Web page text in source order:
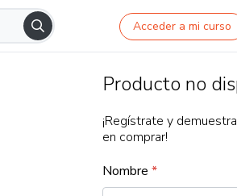
Acceder a mi curso
Producto no
¡Regístrate y
en comprar!
Nombre *